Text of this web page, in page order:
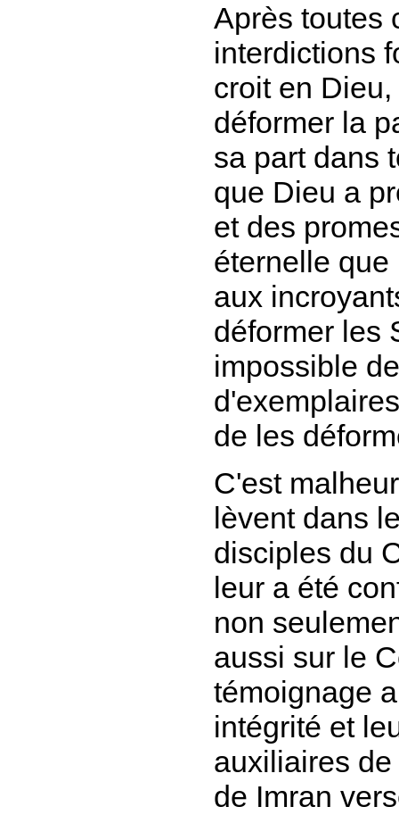
Après toutes
interdictions
croit en
déformer la
sa part dans
que Dieu a
et des
éternelle
aux
déformer les
impossible
de les
C'est
lèvent dans
disciples du
leur a été
non
aussi sur le
témoignage
intégrité et
auxiliaires
de Imran